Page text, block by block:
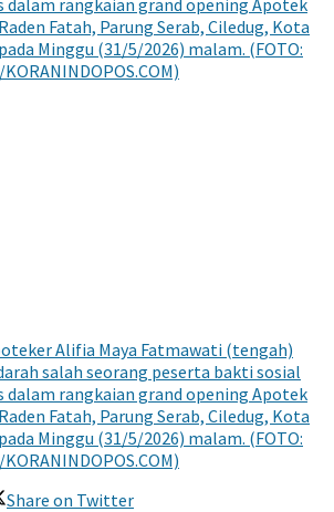
Alifia Maya Fatmawati (tengah)
salah seorang peserta bakti sosial
dalam rangkaian grand opening Apotek
Fatah, Parung Serab, Ciledug, Kota
Minggu (31/5/2026) malam. (FOTO:
Share on Twitter